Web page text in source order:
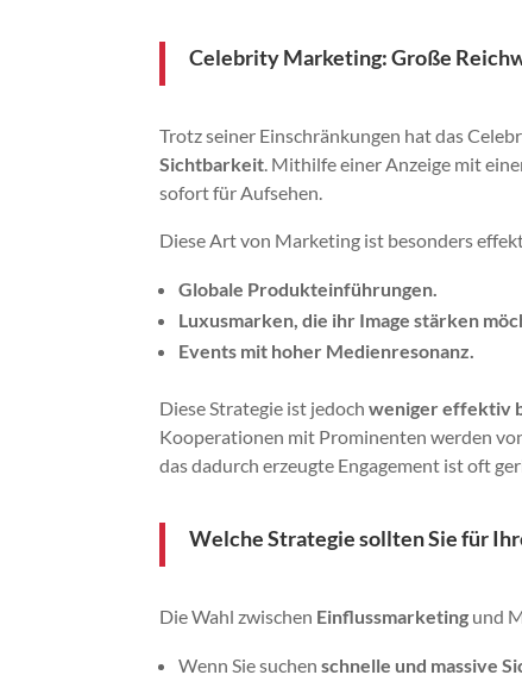
Celebrity Marketing: Große
Trotz seiner Einschränkungen hat das
Sichtbarkeit . Mithilfe einer Anzeige mit
sofort für Aufsehen.
Diese Art von Marketing ist besonders
Globale Produkteinführungen.
Luxusmarken, die ihr Image stärken
Events mit hoher Medienresonanz.
Diese Strategie ist jedochweniger effektiv
Kooperationen mit Prominenten werden
das dadurch erzeugte Engagement ist oft
Welche Strategie sollten Sie für
Die Wahl zwischen Einflussmarketing und
Wenn Sie suchenschnelle und massive